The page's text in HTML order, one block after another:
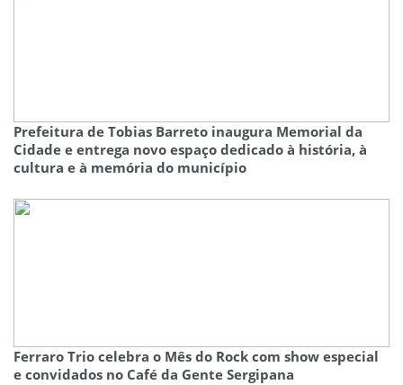
Prefeitura de Tobias Barreto inaugura Memorial da
Cidade e entrega novo espaço dedicado à história, à
cultura e à memória do município
Ferraro Trio celebra o Mês do Rock com show especial
e convidados no Café da Gente Sergipana